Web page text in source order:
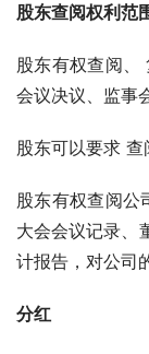
股东查阅权利范
股东有权查阅、
会议决议、监事
股东可以要求 查
股东有权查阅公
大会会议记录、
计报告，对公司
分红